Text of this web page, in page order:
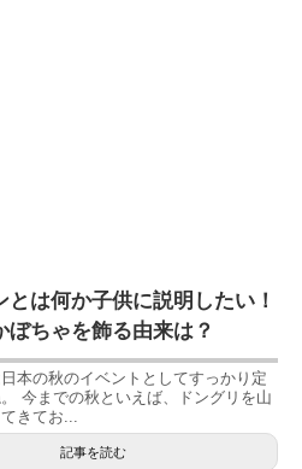
とは何か子供に説明したい！
ぼちゃを飾る由来は？
本の秋のイベントとしてすっかり定
今までの秋といえば、ドングリを山
きてお...
記事を読む